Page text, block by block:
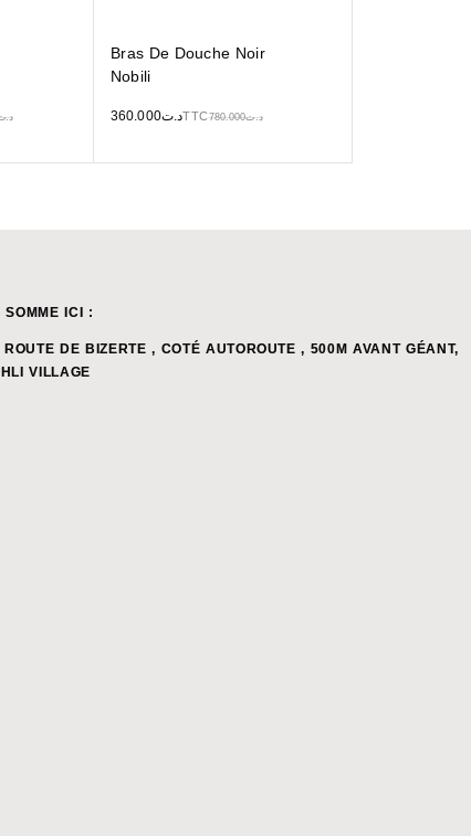
Bras De Douche Noir
Nobili
د.ت780.000 د.ت360.000 TTC
SOMME ICI :
ROUTE DE BIZERTE , COTÉ AUTOROUTE , 500M AVANT GÉANT,
VILLAGE